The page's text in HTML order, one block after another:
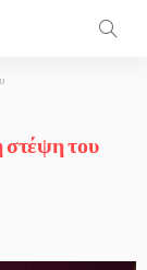
στέψη του